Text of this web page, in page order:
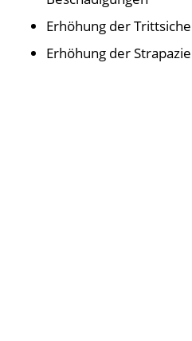
Erhöhung der
Erhöhung der